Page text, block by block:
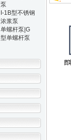
泵
I-1B型不锈钢
浓浆泵
单螺杆泵|G
型单螺杆泵